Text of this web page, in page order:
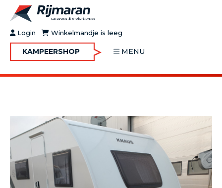
Login Winkelmandje is leeg
KAMPEERSHOP MENU
OVER RIJMARAN
CONTACT
MOTORHOMES
CARAVANS
MOTORHOMES IN VERHUUR